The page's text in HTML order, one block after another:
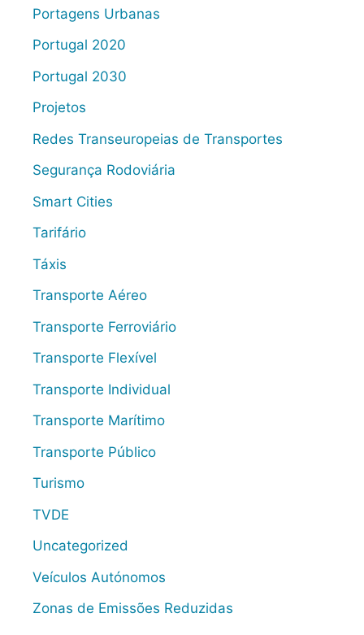
Portagens Urbanas
Portugal 2020
Portugal 2030
Projetos
Redes Transeuropeias de Transportes
Segurança Rodoviária
Smart Cities
Tarifário
Táxis
Transporte Aéreo
Transporte Ferroviário
Transporte Flexível
Transporte Individual
Transporte Marítimo
Transporte Público
Turismo
TVDE
Uncategorized
Veículos Autónomos
Zonas de Emissões Reduzidas